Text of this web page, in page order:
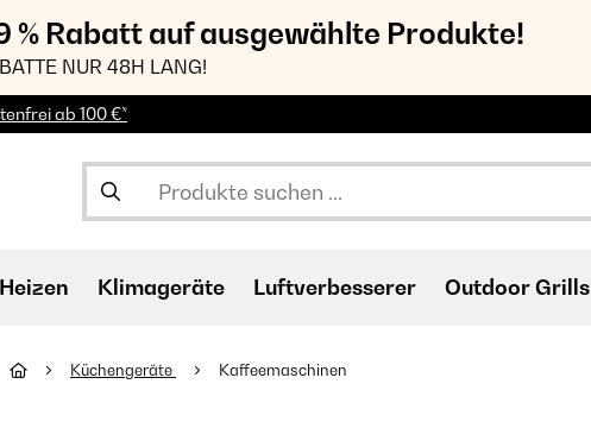
% Rabatt auf ausgewählte Produkte!
NUR 48H LANG!
ab 100 €*
Heizen Klimageräte Luftverbesserer Outdoor Grills
Küchengeräte Kaffeemaschinen